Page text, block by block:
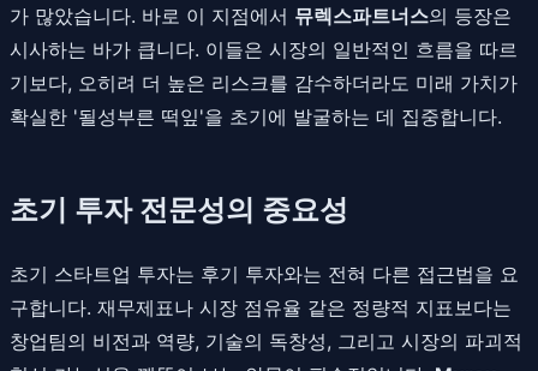
가 많았습니다. 바로 이 지점에서 뮤렉스파트너스의 등장은
시사하는 바가 큽니다. 이들은 시장의 일반적인 흐름을 따르
기보다, 오히려 더 높은 리스크를 감수하더라도 미래 가치가
확실한 '될성부른 떡잎'을 초기에 발굴하는 데 집중합니다.
초기 투자 전문성의 중요성
초기 스타트업 투자는 후기 투자와는 전혀 다른 접근법을 요
구합니다. 재무제표나 시장 점유율 같은 정량적 지표보다는
창업팀의 비전과 역량, 기술의 독창성, 그리고 시장의 파괴적